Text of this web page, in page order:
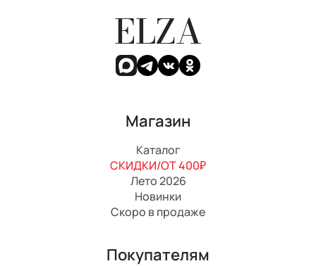
ELZA
Магазин
Каталог
СКИДКИ/ОТ 400₽
Лето 2026
Новинки
Скоро в продаже
Покупателям